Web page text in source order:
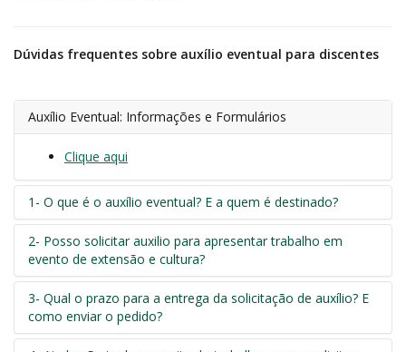
Dúvidas frequentes sobre auxílio eventual para discentes
Auxílio Eventual: Informações e Formulários
Clique aqui
1- O que é o auxílio eventual? E a quem é destinado?
2- Posso solicitar auxilio para apresentar trabalho em
evento de extensão e cultura?
3- Qual o prazo para a entrega da solicitação de auxílio? E
como enviar o pedido?